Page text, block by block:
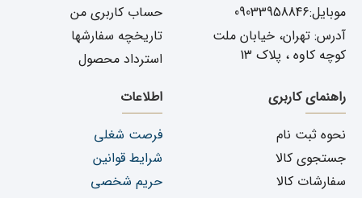
موبایل:09033958846
آدرس: تهران، خیابان ملت
کوچه کاوه ، پلاک 13
حساب کاربری من
تاریخچه سفارشها
استرداد محصول
راهنمای کاربری
نحوه ثبت نام
جستجوی کالا
سفارشات کالا
اطلاعات
فرصت شغلی
شرایط قوانین
حریم شخصی